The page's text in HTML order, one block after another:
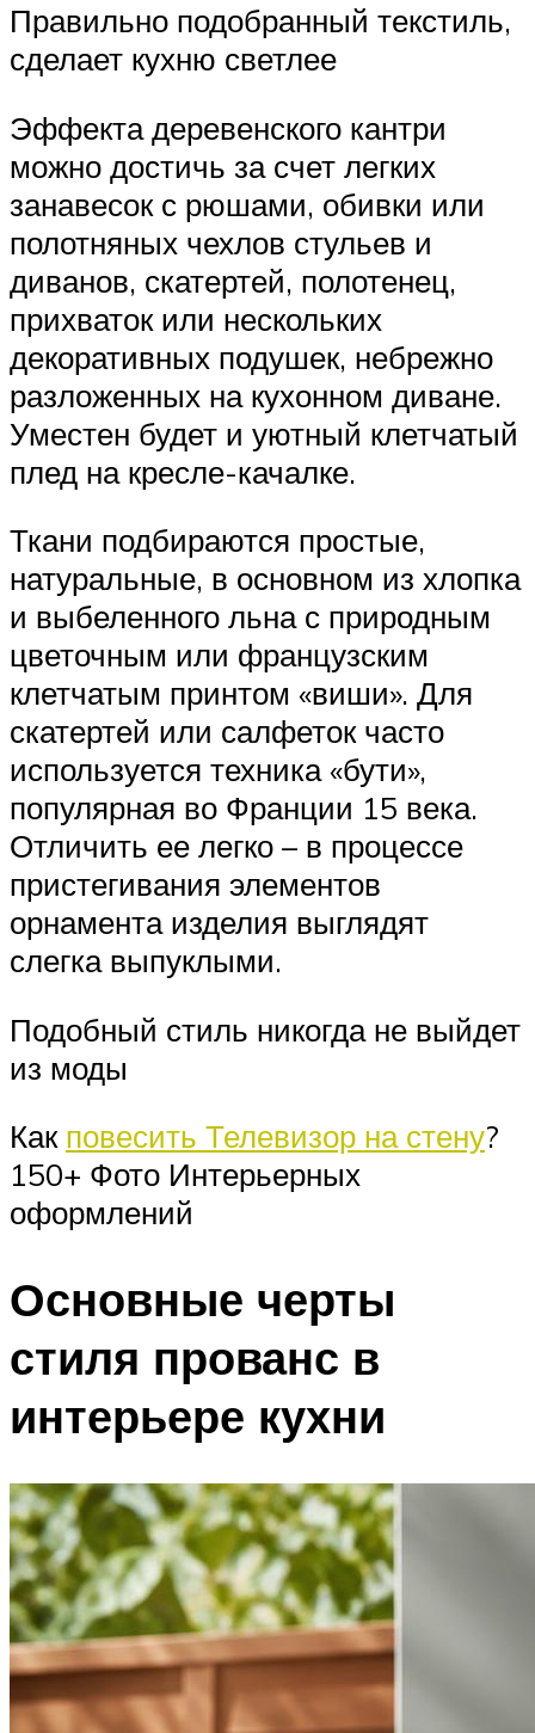
Правильно подобранный текстиль,
сделает кухню светлее
Эффекта деревенского кантри
можно достичь за счет легких
занавесок с рюшами, обивки или
полотняных чехлов стульев и
диванов, скатертей, полотенец,
прихваток или нескольких
декоративных подушек, небрежно
разложенных на кухонном диване.
Уместен будет и уютный клетчатый
плед на кресле-качалке.
Ткани подбираются простые,
натуральные, в основном из хлопка
и выбеленного льна с природным
цветочным или французским
клетчатым принтом «виши». Для
скатертей или салфеток часто
используется техника «бути»,
популярная во Франции 15 века.
Отличить ее легко – в процессе
пристегивания элементов
орнамента изделия выглядят
слегка выпуклыми.
Подобный стиль никогда не выйдет
из моды
Как повесить Телевизор на стену?
150+ Фото Интерьерных
оформлений
Основные черты
стиля прованс в
интерьере кухни